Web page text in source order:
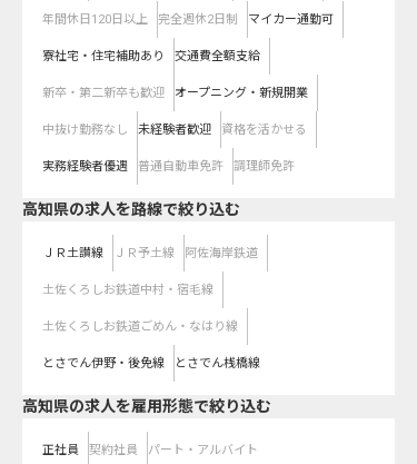
年間休日120日以上 完全週休2日制 マイカー通勤可
寮社宅・住宅補助あり 交通費全額支給
新卒・第二新卒も歓迎 オープニング・新規開業
中抜け勤務なし 未経験者歓迎 資格を活かせる
実務経験者優遇 普通自動車免許 調理師免許
高知県の求人を路線で絞り込む
ＪＲ土讃線 ＪＲ予土線 阿佐海岸鉄道
土佐くろしお鉄道中村・宿毛線
土佐くろしお鉄道ごめん・なはり線
とさでん伊野・後免線 とさでん桟橋線
高知県の求人を雇用形態で絞り込む
正社員 契約社員 パート・アルバイト